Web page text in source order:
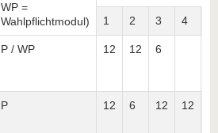
WP =
Wahlpflichtmodul)
1 2 3 4
P / WP 12 12 6
P 12 6 12 12